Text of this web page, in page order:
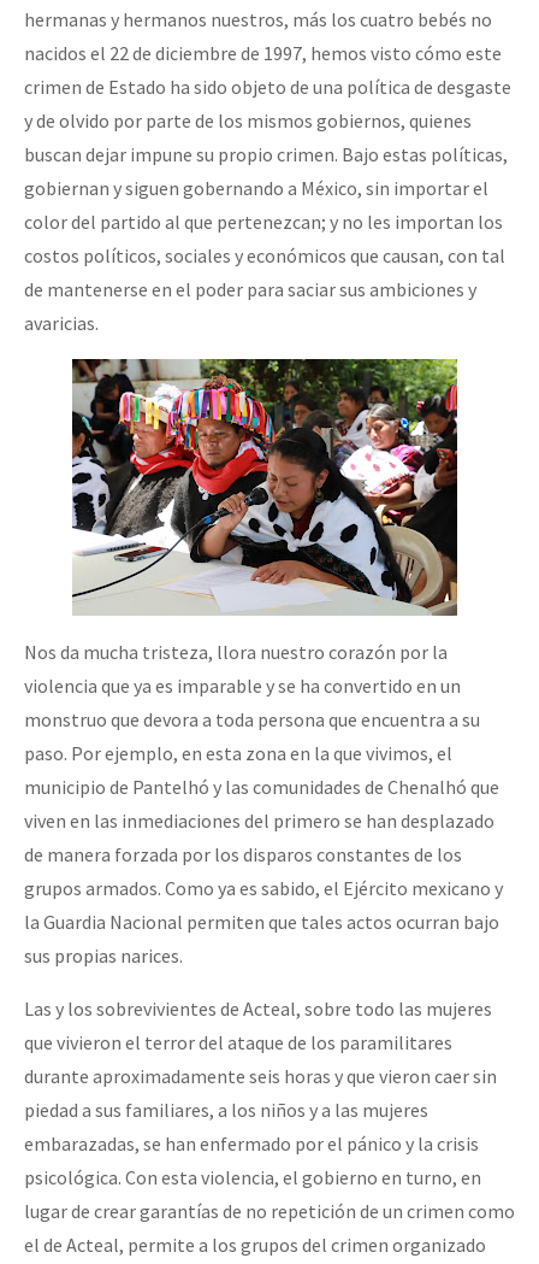
hermanas y hermanos nuestros, más los cuatro bebés no
nacidos el 22 de diciembre de 1997, hemos visto cómo este
crimen de Estado ha sido objeto de una política de desgaste
y de olvido por parte de los mismos gobiernos, quienes
buscan dejar impune su propio crimen. Bajo estas políticas,
gobiernan y siguen gobernando a México, sin importar el
color del partido al que pertenezcan; y no les importan los
costos políticos, sociales y económicos que causan, con tal
de mantenerse en el poder para saciar sus ambiciones y
avaricias.
Nos da mucha tristeza, llora nuestro corazón por la
violencia que ya es imparable y se ha convertido en un
monstruo que devora a toda persona que encuentra a su
paso. Por ejemplo, en esta zona en la que vivimos, el
municipio de Pantelhó y las comunidades de Chenalhó que
viven en las inmediaciones del primero se han desplazado
de manera forzada por los disparos constantes de los
grupos armados. Como ya es sabido, el Ejército mexicano y
la Guardia Nacional permiten que tales actos ocurran bajo
sus propias narices.
Las y los sobrevivientes de Acteal, sobre todo las mujeres
que vivieron el terror del ataque de los paramilitares
durante aproximadamente seis horas y que vieron caer sin
piedad a sus familiares, a los niños y a las mujeres
embarazadas, se han enfermado por el pánico y la crisis
psicológica. Con esta violencia, el gobierno en turno, en
lugar de crear garantías de no repetición de un crimen como
el de Acteal, permite a los grupos del crimen organizado